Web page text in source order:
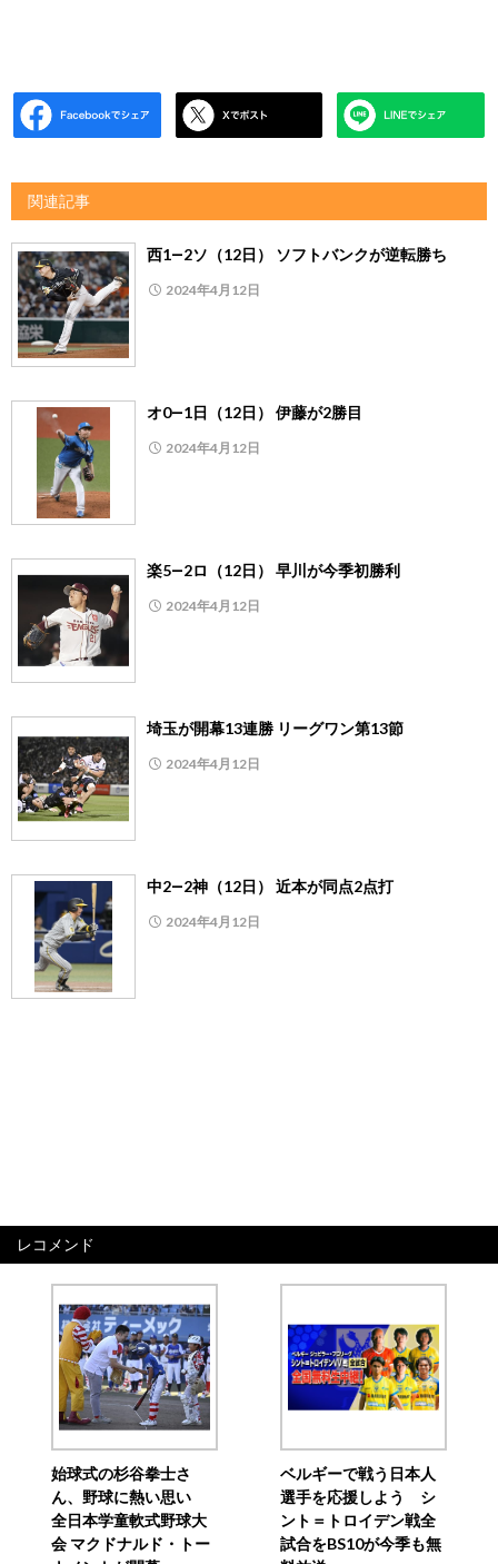
関連記事
西1―2ソ（12日） ソフトバンクが逆転勝ち
2024年4月12日
オ0―1日（12日） 伊藤が2勝目
2024年4月12日
楽5―2ロ（12日） 早川が今季初勝利
2024年4月12日
埼玉が開幕13連勝 リーグワン第13節
2024年4月12日
中2―2神（12日） 近本が同点2点打
2024年4月12日
レコメンド
始球式の杉谷拳士さ
ん、野球に熱い思い
全日本学童軟式野球大
会 マクドナルド・トー
ベルギーで戦う日本人
選手を応援しよう シ
ント＝トロイデン戦全
試合をBS10が今季も無